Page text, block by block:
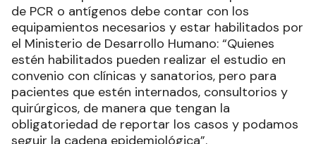
de PCR o antígenos debe contar con los
equipamientos necesarios y estar habilitados por
el Ministerio de Desarrollo Humano: “Quienes
estén habilitados pueden realizar el estudio en
convenio con clínicas y sanatorios, pero para
pacientes que estén internados, consultorios y
quirúrgicos, de manera que tengan la
obligatoriedad de reportar los casos y podamos
seguir la cadena epidemiológica”.